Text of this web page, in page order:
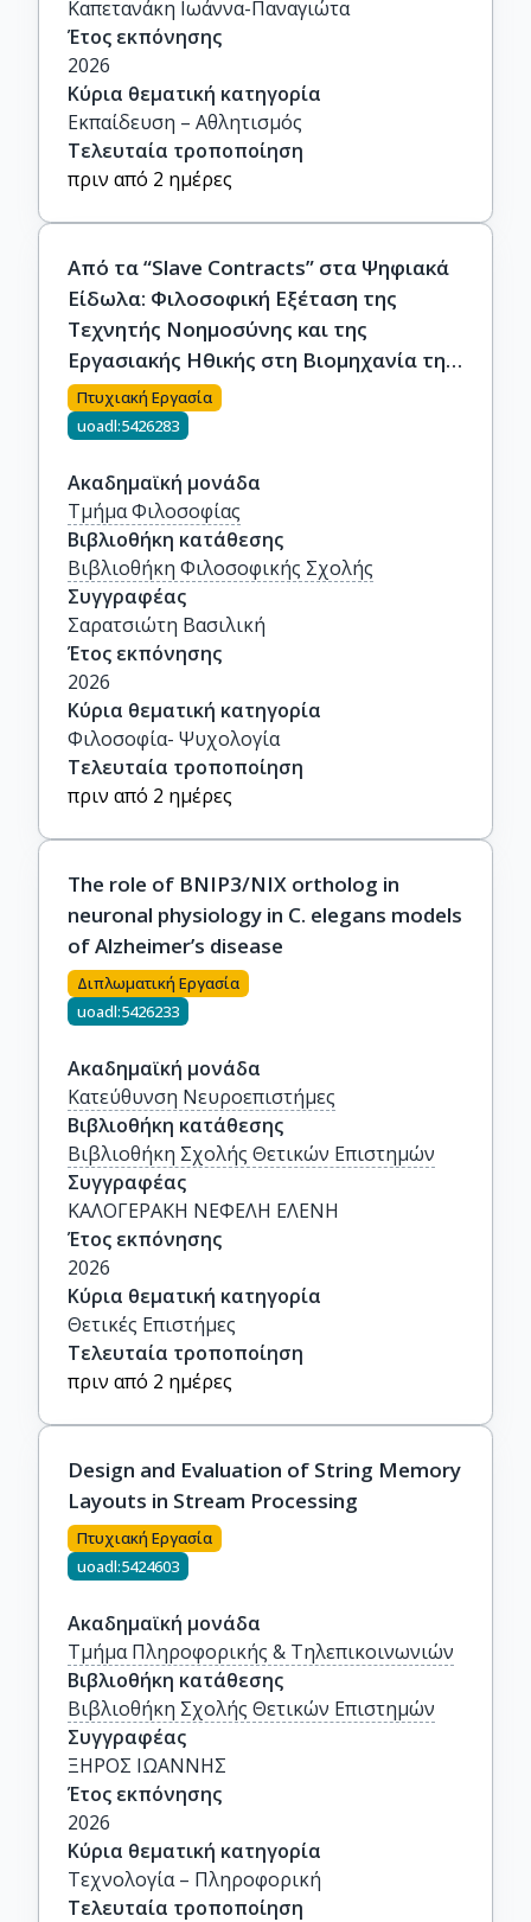
Καπετανάκη Ιωάννα-Παναγιώτα
Έτος εκπόνησης
2026
Κύρια θεματική κατηγορία
Εκπαίδευση – Αθλητισμός
Τελευταία τροποποίηση
πριν από 2 ημέρες
Από τα “Slave Contracts” στα Ψηφιακά
Είδωλα: Φιλοσοφική Εξέταση της
Τεχνητής Νοημοσύνης και της
Εργασιακής Ηθικής στη Βιομηχανία της
K-pop
Πτυχιακή Εργασία
uoadl:5426283
Ακαδημαϊκή μονάδα
Τμήμα Φιλοσοφίας
Βιβλιοθήκη κατάθεσης
Βιβλιοθήκη Φιλοσοφικής Σχολής
Συγγραφέας
Σαρατσιώτη Βασιλική
Έτος εκπόνησης
2026
Κύρια θεματική κατηγορία
Φιλοσοφία- Ψυχολογία
Τελευταία τροποποίηση
πριν από 2 ημέρες
The role of BNIP3/NIX ortholog in
neuronal physiology in C. elegans models
of Alzheimer’s disease
Διπλωματική Εργασία
uoadl:5426233
Ακαδημαϊκή μονάδα
Κατεύθυνση Νευροεπιστήμες
Βιβλιοθήκη κατάθεσης
Βιβλιοθήκη Σχολής Θετικών Επιστημών
Συγγραφέας
ΚΑΛΟΓΕΡΑΚΗ ΝΕΦΕΛΗ ΕΛΕΝΗ
Έτος εκπόνησης
2026
Κύρια θεματική κατηγορία
Θετικές Επιστήμες
Τελευταία τροποποίηση
πριν από 2 ημέρες
Design and Evaluation of String Memory
Layouts in Stream Processing
Πτυχιακή Εργασία
uoadl:5424603
Ακαδημαϊκή μονάδα
Τμήμα Πληροφορικής & Τηλεπικοινωνιών
Βιβλιοθήκη κατάθεσης
Βιβλιοθήκη Σχολής Θετικών Επιστημών
Συγγραφέας
ΞΗΡΟΣ ΙΩΑΝΝΗΣ
Έτος εκπόνησης
2026
Κύρια θεματική κατηγορία
Τεχνολογία – Πληροφορική
Τελευταία τροποποίηση